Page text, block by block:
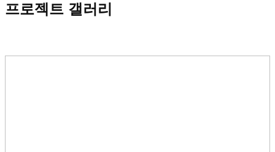
프로젝트 갤러리